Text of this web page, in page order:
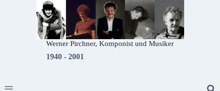
Werner Pirchner, Komponist und Musiker
1940 - 2001